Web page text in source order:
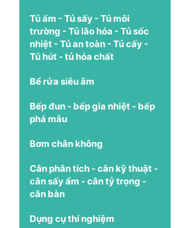
Tủ ấm - Tủ sấy - Tủ môi
trường - Tủ lão hóa - Tủ sốc
nhiệt - Tủ an toàn - Tủ cấy -
Tủ hút - tủ hóa chất
Bể rửa siêu âm
Bếp đun - bếp gia nhiệt - bếp
phá mẫu
Bơm chân không
Cân phân tích - cân kỹ thuật -
cân sấy ẩm - cân tỷ trọng -
cân bàn
Dụng cụ thí nghiệm